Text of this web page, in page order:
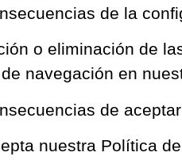
de la
o eliminación de
navegación en
de
nuestra Política